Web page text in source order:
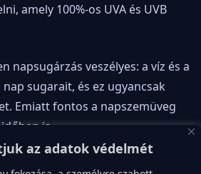
az adatok védelmét
amely 100%-os UVA és UVB
napsugárzás veszélyes: a víz és a
sugarait, és ez ugyancsak
Emiatt fontos a napszemüveg
is.